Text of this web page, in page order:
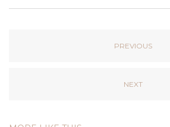
PREVIOUS
NEXT